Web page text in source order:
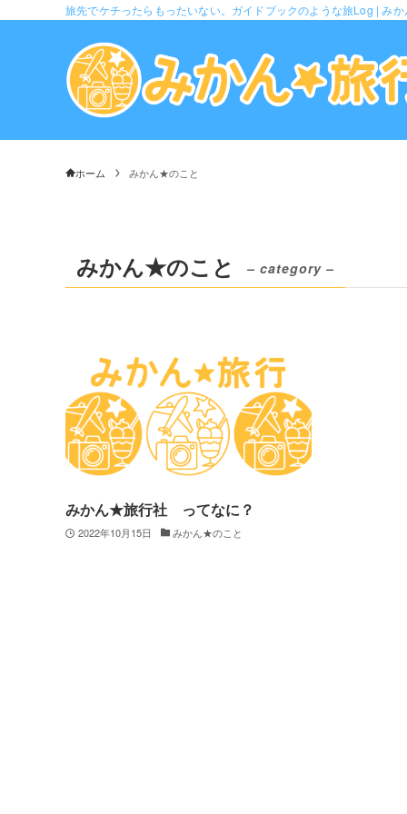
旅先でケチったらもったいない。ガイドブックのような旅Log | み
ホーム みかん★のこと
みかん★のこと – category –
みかん★旅行社 ってなに？
2022年10月15日 みかん★のこと